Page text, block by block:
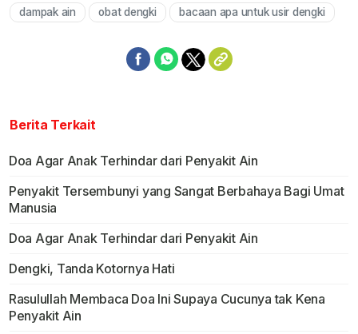
dampak ain obat dengki bacaan apa untuk usir dengki
Berita Terkait
Doa Agar Anak Terhindar dari Penyakit Ain
Penyakit Tersembunyi yang Sangat Berbahaya Bagi Umat
Manusia
Doa Agar Anak Terhindar dari Penyakit Ain
Dengki, Tanda Kotornya Hati
Rasulullah Membaca Doa Ini Supaya Cucunya tak Kena
Penyakit Ain